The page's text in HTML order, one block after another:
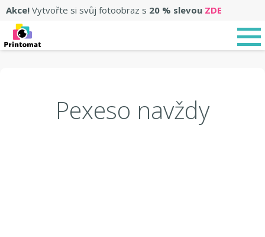
Akce! Vytvořte si svůj fotoobraz s 20 % slevou ZDE
Pexeso navždy